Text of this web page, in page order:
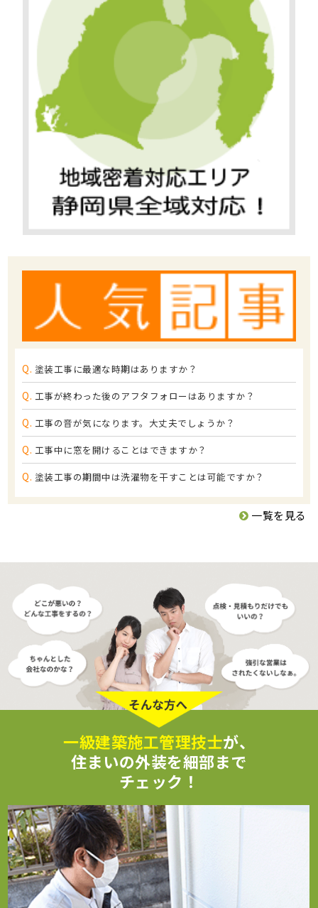
Q. 塗装工事に最適な時期はありますか？
Q. 工事が終わった後のアフタフォローはありますか？
Q. 工事の音が気になります。大丈夫でしょうか？
Q. 工事中に窓を開けることはできますか？
Q. 塗装工事の期間中は洗濯物を干すことは可能ですか？
一覧を見る
一級建築施工管理技士が、
住まいの外装を細部まで
チェック！